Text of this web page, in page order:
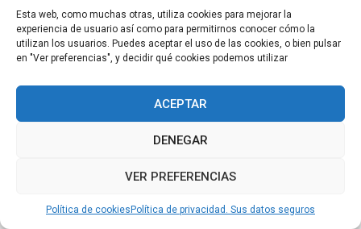
Esta web, como muchas otras, utiliza cookies para mejorar la
experiencia de usuario así como para permitirnos conocer cómo la
utilizan los usuarios. Puedes aceptar el uso de las cookies, o bien pulsar
en "Ver preferencias", y decidir qué cookies podemos utilizar
ACEPTAR
DENEGAR
VER PREFERENCIAS
Política de cookies Política de privacidad. Sus datos seguros